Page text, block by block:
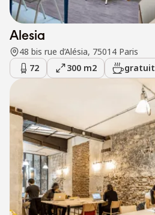
Alesia
48 bis rue d’Alésia, 75014 Paris
72
300 m2 gratuit